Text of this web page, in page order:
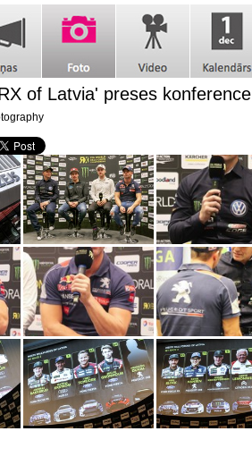
of Latvia' preses konference